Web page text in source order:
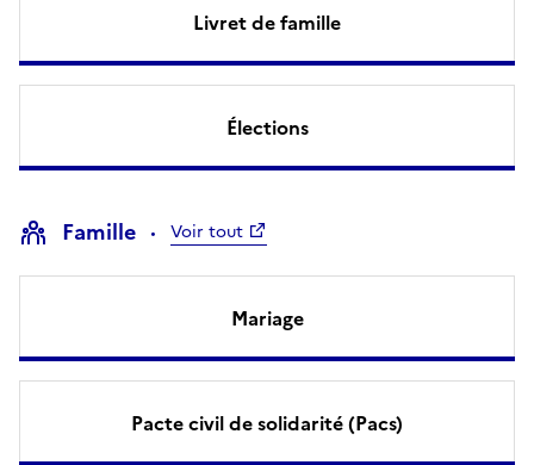
Livret de famille
Élections
Famille Voir tout
Mariage
Pacte civil de solidarité (Pacs)